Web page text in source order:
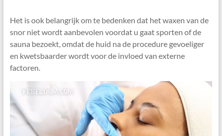
Het is ook belangrijk om te bedenken dat het waxen van de
snor niet wordt aanbevolen voordat u gaat sporten of de
sauna bezoekt, omdat de huid na de procedure gevoeliger
en kwetsbaarder wordt voor de invloed van externe
factoren.